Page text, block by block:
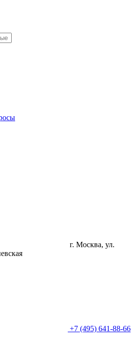
г. Москва, ул.
+7 (495) 641-88-66